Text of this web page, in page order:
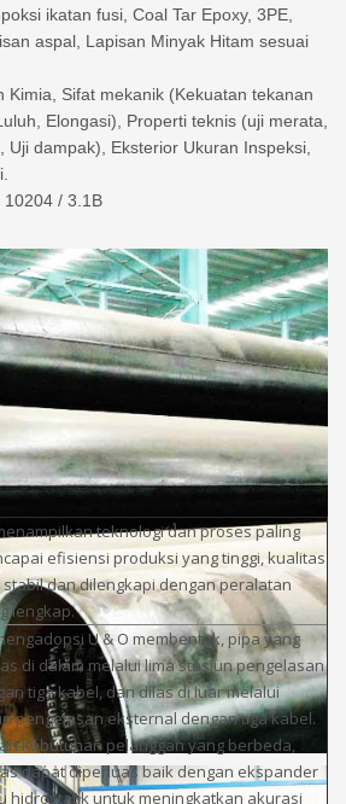
ikatan fusi, Coal Tar Epoxy, 3PE,
aspal, Lapisan Minyak Hitam sesuai
Kimia, Sifat mekanik (Kekuatan tekanan
Elongasi), Properti teknis (uji merata,
Uji dampak), Eksterior Ukuran Inspeksi,
10204 / 3.1B
teknologi dan proses paling
efisiensi produksi yang tinggi, kualitas
dan dilengkapi dengan peralatan
lengkap.
U & O membentuk, pipa yang
di dalam melalui lima stasiun pengelasan
tiga kabel, dan dilas di luar melalui
pengelasan eksternal dengan tiga kabel.
kebutuhan pelanggan yang berbeda,
dapat diperluas baik dengan ekspander
hidrostatik untuk meningkatkan akurasi